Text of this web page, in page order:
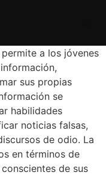
a los jóvenes
sus propias
se
habilidades
noticias falsas,
de odio. La
en términos de
de sus